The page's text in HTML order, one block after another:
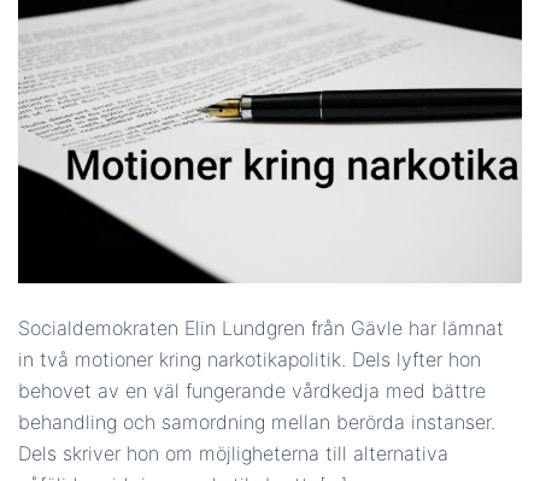
Socialdemokraten Elin Lundgren från Gävle har lämnat
in två motioner kring narkotikapolitik. Dels lyfter hon
behovet av en väl fungerande vårdkedja med bättre
behandling och samordning mellan berörda instanser.
Dels skriver hon om möjligheterna till alternativa